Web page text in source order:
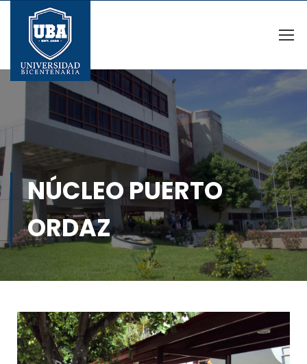
NÚCLEO PUERTO
ORDAZ